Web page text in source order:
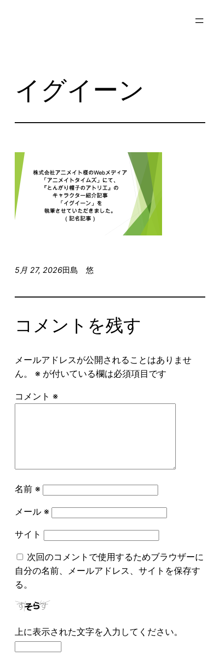
イグイーン
5月 27, 2026田島 悠
コメントを残す
メールアドレスが公開されることはありませ
ん。
※ が付いている欄は必須項目です
コメント ※
名前 ※
メール ※
サイト
次回のコメントで使用するためブラウザーに
自分の名前、メールアドレス、サイトを保存す
る。
上に表示された文字を入力してください。